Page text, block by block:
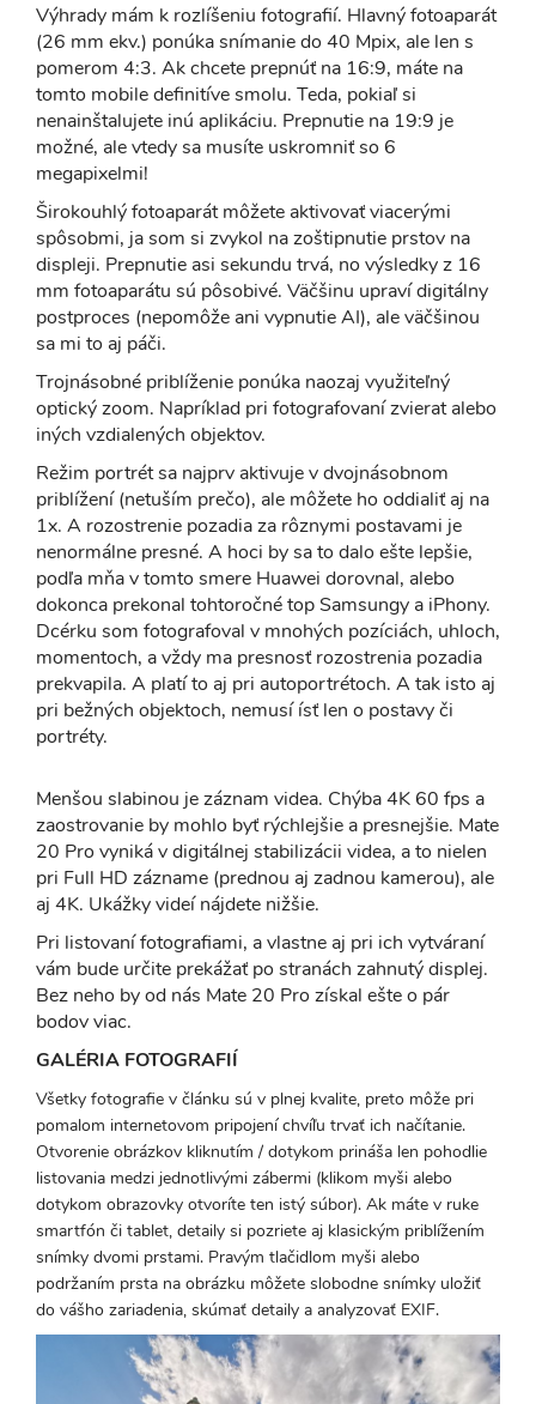
Výhrady mám k rozlíšeniu fotografií. Hlavný fotoaparát
(26 mm ekv.) ponúka snímanie do 40 Mpix, ale len s
pomerom 4:3. Ak chcete prepnúť na 16:9, máte na
tomto mobile definitíve smolu. Teda, pokiaľ si
nenainštalujete inú aplikáciu. Prepnutie na 19:9 je
možné, ale vtedy sa musíte uskromniť so 6
megapixelmi!
Širokouhlý fotoaparát môžete aktivovať viacerými
spôsobmi, ja som si zvykol na zoštipnutie prstov na
displeji. Prepnutie asi sekundu trvá, no výsledky z 16
mm fotoaparátu sú pôsobivé. Väčšinu upraví digitálny
postproces (nepomôže ani vypnutie AI), ale väčšinou
sa mi to aj páči.
Trojnásobné priblíženie ponúka naozaj využiteľný
optický zoom. Napríklad pri fotografovaní zvierat alebo
iných vzdialených objektov.
Režim portrét sa najprv aktivuje v dvojnásobnom
priblížení (netuším prečo), ale môžete ho oddialiť aj na
1x. A rozostrenie pozadia za rôznymi postavami je
nenormálne presné. A hoci by sa to dalo ešte lepšie,
podľa mňa v tomto smere Huawei dorovnal, alebo
dokonca prekonal tohtoročné top Samsungy a iPhony.
Dcérku som fotografoval v mnohých pozíciách, uhloch,
momentoch, a vždy ma presnosť rozostrenia pozadia
prekvapila. A platí to aj pri autoportrétoch. A tak isto aj
pri bežných objektoch, nemusí ísť len o postavy či
portréty.
Menšou slabinou je záznam videa. Chýba 4K 60 fps a
zaostrovanie by mohlo byť rýchlejšie a presnejšie. Mate
20 Pro vyniká v digitálnej stabilizácii videa, a to nielen
pri Full HD zázname (prednou aj zadnou kamerou), ale
aj 4K. Ukážky videí nájdete nižšie.
Pri listovaní fotografiami, a vlastne aj pri ich vytváraní
vám bude určite prekážať po stranách zahnutý displej.
Bez neho by od nás Mate 20 Pro získal ešte o pár
bodov viac.
GALÉRIA FOTOGRAFIÍ
Všetky fotografie v článku sú v plnej kvalite, preto môže pri
pomalom internetovom pripojení chvíľu trvať ich načítanie.
Otvorenie obrázkov kliknutím / dotykom prináša len pohodlie
listovania medzi jednotlivými zábermi (klikom myši alebo
dotykom obrazovky otvoríte ten istý súbor). Ak máte v ruke
smartfón či tablet, detaily si pozriete aj klasickým priblížením
snímky dvomi prstami. Pravým tlačidlom myši alebo
podržaním prsta na obrázku môžete slobodne snímky uložiť
do vášho zariadenia, skúmať detaily a analyzovať EXIF.